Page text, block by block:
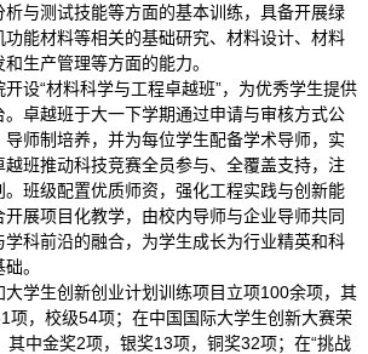
与测试技能等方面的基本训练，具备开展绿
能材料等相关的基础研究、材料设计、材料
生产管理等方面的能力。
设“材料科学与工程卓越班”，为优秀学生提供
卓越班于大一下学期通过申请与审核方式公
师制培养，并为每位学生配备学术导师，实
班推动科技竞赛全员参与、全覆盖支持，注
班级配置优质师资，强化工程实践与创新能
展项目化教学，由校内导师与企业导师共同
科前沿的融合，为学生成长为行业精英和科
。
大学生创新创业计划训练项目立项100余项，其
项，校级54项；在中国国际大学生创新大赛荣
其中金奖2项，银奖13项，铜奖32项；在“挑战